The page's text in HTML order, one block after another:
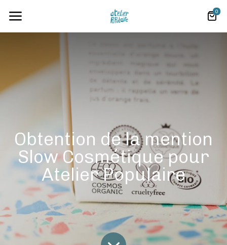
0
Obtention de la mention
Slow Cosmétique pour
Atelier Populaire